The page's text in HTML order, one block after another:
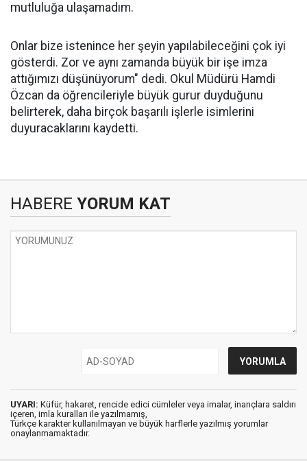
mutluluğa ulaşamadım.
Onlar bize istenince her şeyin yapılabileceğini çok iyi
gösterdi. Zor ve aynı zamanda büyük bir işe imza
attığımızı düşünüyorum" dedi. Okul Müdürü Hamdi
Özcan da öğrencileriyle büyük gurur duyduğunu
belirterek, daha birçok başarılı işlerle isimlerini
duyuracaklarını kaydetti.
HABERE YORUM KAT
UYARI: Küfür, hakaret, rencide edici cümleler veya imalar, inançlara saldırı
içeren, imla kuralları ile yazılmamış,
Türkçe karakter kullanılmayan ve büyük harflerle yazılmış yorumlar
onaylanmamaktadır.